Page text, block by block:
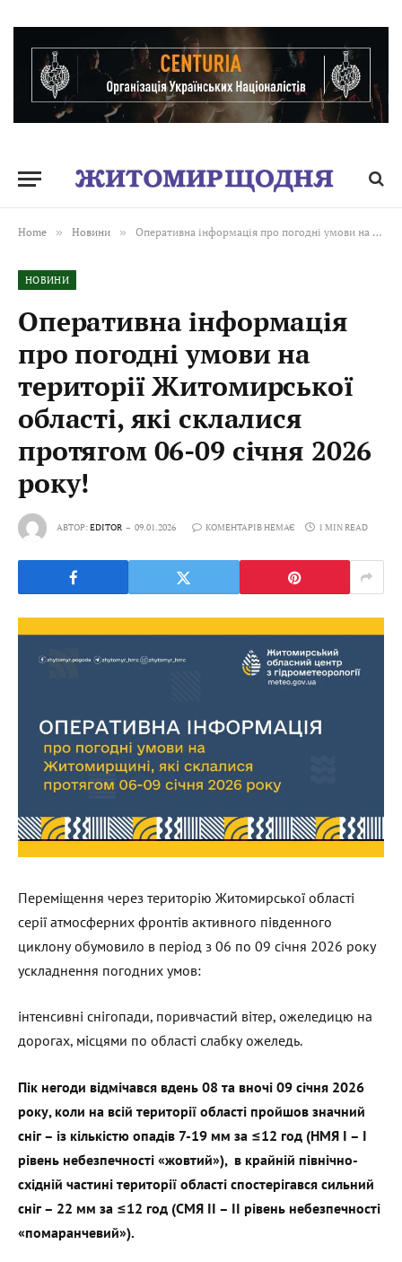
Home » Новини » Оперативна інформація про погодні умови на території Житомирської області, які склалися протягом 06-09 січня 2026 року!
НОВИНИ
Оперативна інформація
про погодні умови на
території Житомирської
області, які склалися
протягом 06-09 січня 2026
року!
АВТОР:EDITOR 09.01.2026 КОМЕНТАРІВ НЕМАЄ 1 MIN READ
Переміщення через територію Житомирської області
серії атмосферних фронтів активного південного
циклону обумовило в період з 06 по 09 січня 2026 року
ускладнення погодних умов:
інтенсивні снігопади, поривчастий вітер, ожеледицю на
дорогах, місцями по області слабку ожеледь.
Пік негоди відмічався вдень 08 та вночі 09 січня 2026
року, коли на всій території області пройшов значний
сніг – із кількістю опадів 7-19 мм за ≤12 год (НМЯ I – I
рівень небезпечності «жовтий»), в крайній північно-
східній частині території області спостерігався сильний
сніг – 22 мм за ≤12 год (СМЯ II – II рівень небезпечності
«помаранчевий»).